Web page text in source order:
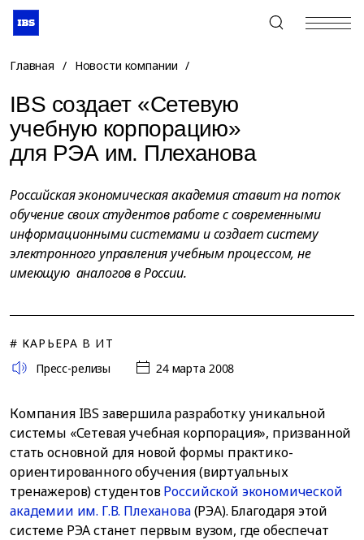
+7 (495) 967-80-80
Главная / Новости компании /
IBS создает «Сетевую
учебную корпорацию»
для РЭА им. Плеханова
Российская экономическая академия ставит на поток
обучение своих студентов работе с современными
информационными системами и создает систему
электронного управления учебным процессом, не
имеющую аналогов в России.
# КАРЬЕРА В ИТ
Пресс-релизы
24 марта 2008
Компания IBS завершила разработку уникальной
системы «Сетевая учебная корпорация», призванной
стать основной для новой формы практико-
ориентированного обучения (виртуальных
тренажеров) студентовРоссийской экономической
академии им. Г.В. Плеханова(РЭА). Благодаря этой
системе РЭА станет первым вузом, где обеспечат